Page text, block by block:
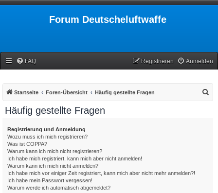
Forum Deutscheluftwaffe
FAQ Anmelden
Registrieren
Startseite Foren-Übersicht Häufig gestellte Fragen
Häufig gestellte Fragen
Registrierung und Anmeldung
Wozu muss ich mich registrieren?
Was ist COPPA?
Warum kann ich mich nicht registrieren?
Ich habe mich registriert, kann mich aber nicht anmelden!
Warum kann ich mich nicht anmelden?
Ich habe mich vor einiger Zeit registriert, kann mich aber nicht mehr anmelden?!
Ich habe mein Passwort vergessen!
Warum werde ich automatisch abgemeldet?